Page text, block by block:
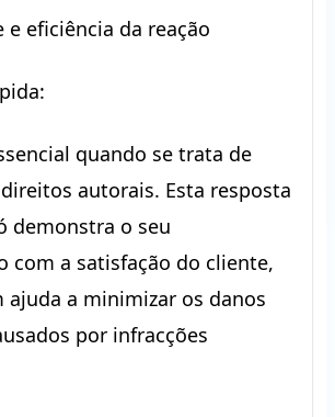
e eficiência da reação
quando se trata de
autorais. Esta resposta
demonstra o seu
com a satisfação do cliente,
ajuda a minimizar os danos
por infracções